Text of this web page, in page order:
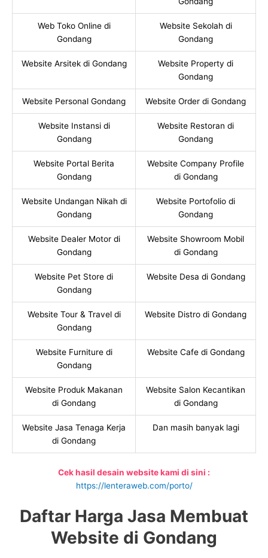
Web Toko Online di
Gondang
Website Sekolah di
Gondang
Website Arsitek di Gondang
Website Property di
Gondang
Website Personal Gondang Website Order di Gondang
Website Instansi di
Gondang
Website Restoran di
Gondang
Website Portal Berita
Gondang
Website Company Profile
di Gondang
Website Undangan Nikah di
Gondang
Website Portofolio di
Gondang
Website Dealer Motor di
Gondang
Website Showroom Mobil
di Gondang
Website Pet Store di
Gondang
Website Desa di Gondang
Website Tour & Travel di
Gondang
Website Distro di Gondang
Website Furniture di
Gondang
Website Cafe di Gondang
Website Produk Makanan
di Gondang
Website Salon Kecantikan
di Gondang
Website Jasa Tenaga Kerja
di Gondang
Dan masih banyak lagi
Cek hasil desain website kami di sini :
https://lenteraweb.com/porto/
Daftar Harga Jasa Membuat
Website di Gondang